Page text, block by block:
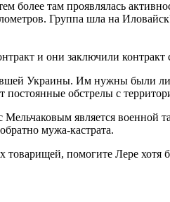
там проявлялась
Группа шла на
и они заключили контракт
Украины. Им нужны были
постоянные обстрелы с
является военной
мужа-кастрата.
товарищей, помогите Лере хотя